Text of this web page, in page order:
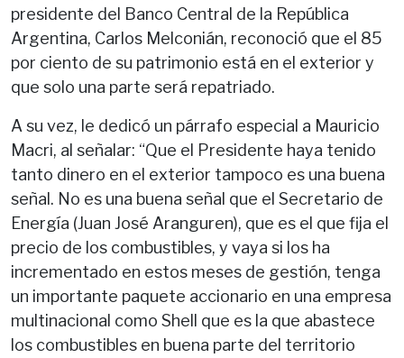
presidente del Banco Central de la República
Argentina, Carlos Melconián, reconoció que el 85
por ciento de su patrimonio está en el exterior y
que solo una parte será repatriado.
A su vez, le dedicó un párrafo especial a Mauricio
Macri, al señalar: “Que el Presidente haya tenido
tanto dinero en el exterior tampoco es una buena
señal. No es una buena señal que el Secretario de
Energía (Juan José Aranguren), que es el que fija el
precio de los combustibles, y vaya si los ha
incrementado en estos meses de gestión, tenga
un importante paquete accionario en una empresa
multinacional como Shell que es la que abastece
los combustibles en buena parte del territorio